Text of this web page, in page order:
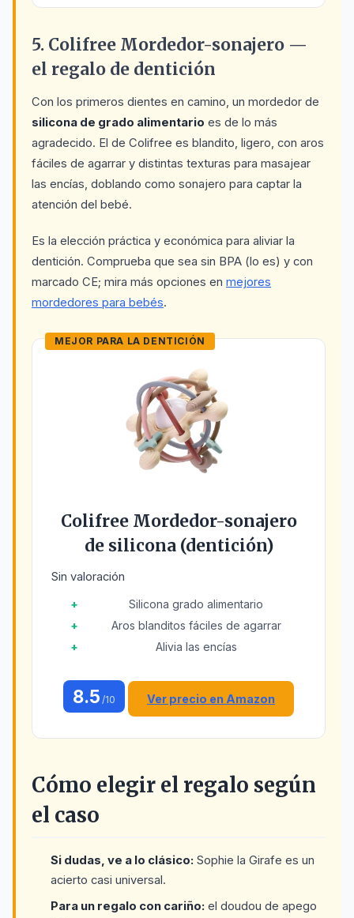
5. Colifree Mordedor-sonajero —
el regalo de dentición
Con los primeros dientes en camino, un mordedor de
silicona de grado alimentario es de lo más
agradecido. El de Colifree es blandito, ligero, con aros
fáciles de agarrar y distintas texturas para masajear
las encías, doblando como sonajero para captar la
atención del bebé.
Es la elección práctica y económica para aliviar la
dentición. Comprueba que sea sin BPA (lo es) y con
marcado CE; mira más opciones en mejores
mordedores para bebés.
MEJOR PARA LA DENTICIÓN
Colifree Mordedor-sonajero
de silicona (dentición)
Sin valoración
Silicona grado alimentario
Aros blanditos fáciles de agarrar
Alivia las encías
8.5 /10 Ver precio en Amazon
Cómo elegir el regalo según
el caso
Si dudas, ve a lo clásico: Sophie la Girafe es un
acierto casi universal.
Para un regalo con cariño: el doudou de apego